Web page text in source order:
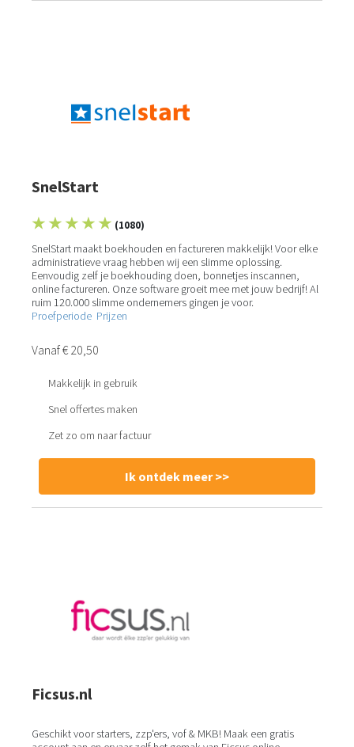
SnelStart
★ ★ ★ ★ ★ (1080)
SnelStart maakt boekhouden en factureren makkelijk! Voor elke
administratieve vraag hebben wij een slimme oplossing.
Eenvoudig zelf je boekhouding doen, bonnetjes inscannen,
online factureren. Onze software groeit mee met jouw bedrijf! Al
ruim 120.000 slimme ondernemers gingen je voor.
Proefperiode Prijzen
Vanaf € 20,50
Makkelijk in gebruik
Snel offertes maken
Zet zo om naar factuur
Ik ontdek meer >>
Ficsus.nl
Geschikt voor starters, zzp'ers, vof & MKB! Maak een gratis